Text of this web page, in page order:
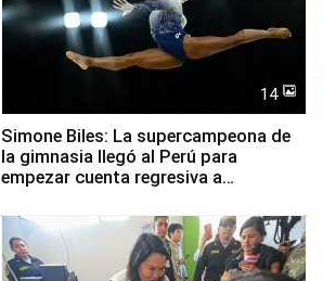
14
Simone Biles: La supercampeona de
la gimnasia llegó al Perú para
empezar cuenta regresiva a